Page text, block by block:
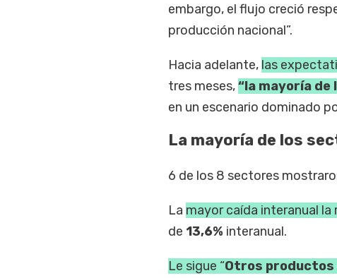
embargo, el flujo creció
producción nacional”.
Hacia adelante, las
tres meses,“la mayoría de
en un escenario dominado
La mayoría de los
6 de los 8 sectores
La mayor caída interanual
de 13,6% interanual.
Le sigue “Otros productos